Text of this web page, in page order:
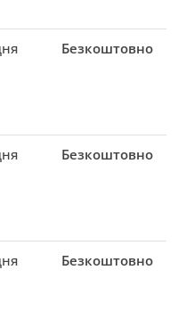
Безкоштовно
Безкоштовно
Безкоштовно